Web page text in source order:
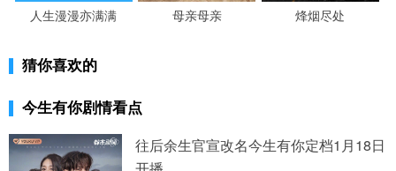
人生漫漫亦满满 母亲母亲 烽烟尽处
猜你喜欢的
今生有你剧情看点
往后余生官宣改名今生有你定档1月18日